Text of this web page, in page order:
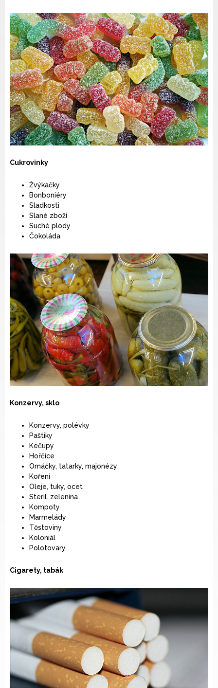
Cukrovinky
Žvýkačky
Bonboniéry
Sladkosti
Slané zboží
Suché plody
Čokoláda
Konzervy, sklo
Konzervy, polévky
Paštiky
Kečupy
Hořčice
Omáčky, tatarky, majonézy
Koření
Oleje, tuky, ocet
Steril. zelenina
Kompoty
Marmelády
Těstoviny
Koloniál
Polotovary
Cigarety, tabák